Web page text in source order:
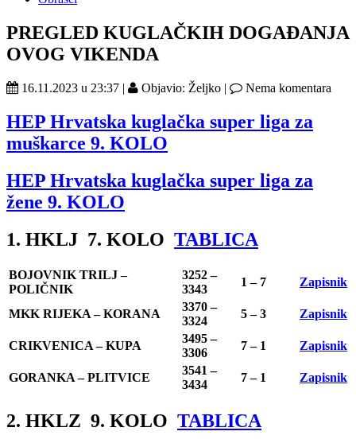
PREGLED KUGLAČKIH DOGAĐANJA
OVOG VIKENDA
16.11.2023 u 23:37 | Objavio: Željko | Nema komentara
HEP Hrvatska kuglačka super liga za
muškarce 9. KOLO
HEP Hrvatska kuglačka super liga za
žene 9. KOLO
1. HKLJ 7. KOLO TABLICA
BOJOVNIK TRILJ –
POLIČNIK
3252 –
3343
1 – 7 Zapisnik
MKK RIJEKA – KORANA
3370 –
3324
5 – 3 Zapisnik
CRIKVENICA – KUPA
3495 –
3306
7 – 1 Zapisnik
GORANKA – PLITVICE
3541 –
3434
7 – 1 Zapisnik
2. HKLZ 9. KOLO TABLICA